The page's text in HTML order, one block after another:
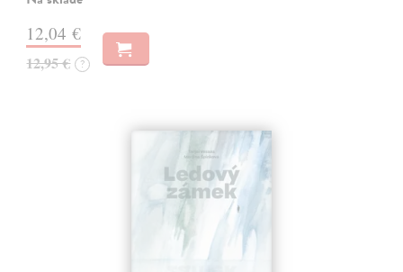
12,04 €
12,95 € ?